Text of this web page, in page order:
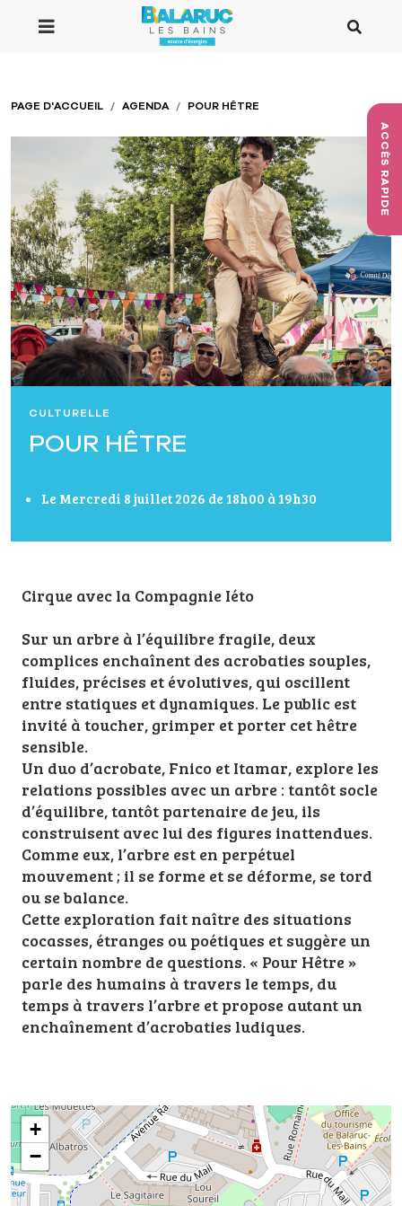
ACCÈS RAPIDE
PAGE D'ACCUEIL AGENDA POUR HÊTRE
CULTURELLE
POUR HÊTRE
Le Mercredi 8 juillet 2026 de 18h00 à 19h30
Cirque avec la Compagnie Iéto
Sur un arbre à l’équilibre fragile, deux
complices enchaînent des acrobaties souples,
fluides, précises et évolutives, qui oscillent
entre statiques et dynamiques. Le public est
invité à toucher, grimper et porter cet hêtre
sensible.
Un duo d’acrobate, Fnico et Itamar, explore les
relations possibles avec un arbre : tantôt socle
d’équilibre, tantôt partenaire de jeu, ils
construisent avec lui des figures inattendues.
Comme eux, l’arbre est en perpétuel
mouvement ; il se forme et se déforme, se tord
ou se balance.
Cette exploration fait naître des situations
cocasses, étranges ou poétiques et suggère un
certain nombre de questions. « Pour Hêtre »
parle des humains à travers le temps, du
temps à travers l’arbre et propose autant un
enchaînement d’acrobaties ludiques.
+
−